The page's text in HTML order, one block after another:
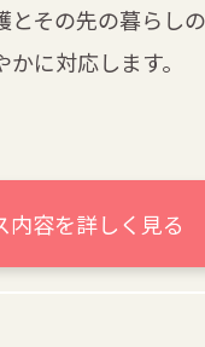
とその先の暮らし
かに対応します。
内容を詳しく見る